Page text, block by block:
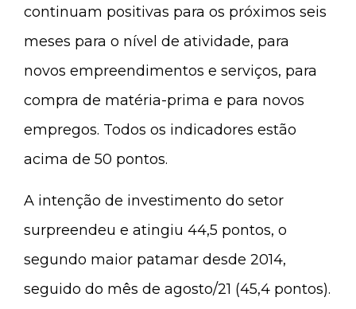
continuam positivas para os próximos seis
meses para o nível de atividade, para
novos empreendimentos e serviços, para
compra de matéria-prima e para novos
empregos. Todos os indicadores estão
acima de 50 pontos.
A intenção de investimento do setor
surpreendeu e atingiu 44,5 pontos, o
segundo maior patamar desde 2014,
seguido do mês de agosto/21 (45,4 pontos).